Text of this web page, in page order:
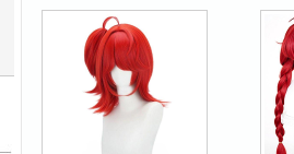
[무료배송]초슬림 0.2mm 아이폰
11 아이폰11pro 아이폰11pro
max 폰케이스 2
17,520원
나의 히